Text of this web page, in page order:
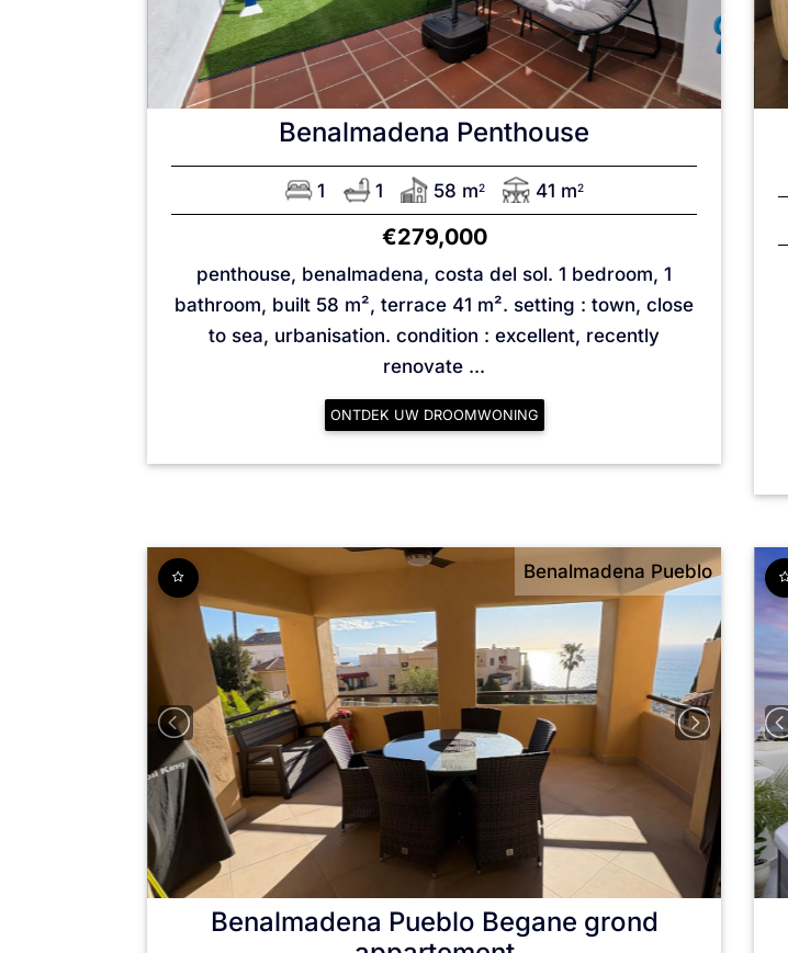
Benalmadena Penthouse
1 1 58 m2 41 m2
€279,000
penthouse, benalmadena, costa del sol. 1 bedroom, 1
bathroom, built 58 m², terrace 41 m². setting : town, close
to sea, urbanisation. condition : excellent, recently
‌renovate ...
ONTDEK UW DROOMWONING
Benalmadena Pueblo
Benalmadena Pueblo Begane grond